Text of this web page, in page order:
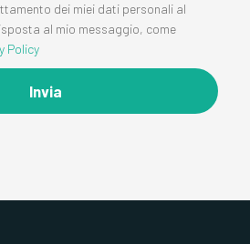
dei miei dati personali al
al mio messaggio, come
Policy